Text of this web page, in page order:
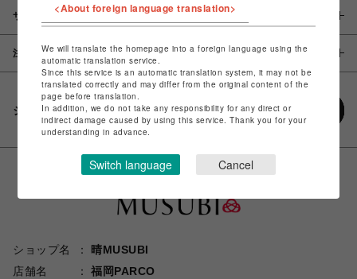
サイズ
注意事項
シェアする
ショップ名
晴MUSUBI
店舗名
福岡PARCO
<About foreign language translation>
We will translate the homepage into a foreign language using the
automatic translation service.
Since this service is an automatic translation system, it may not be
translated correctly and may differ from the original content of the
page before translation.
In addition, we do not take any responsibility for any direct or
indirect damage caused by using this service. Thank you for your
understanding in advance.
Switch language Cancel